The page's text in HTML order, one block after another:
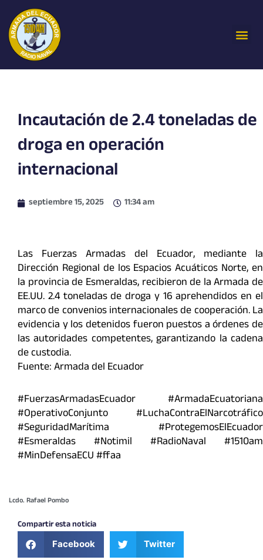
contenido
Incautación de 2.4 toneladas de
droga en operación
internacional
septiembre 15, 2025 11:34 am
Las Fuerzas Armadas del Ecuador, mediante la
Dirección Regional de los Espacios Acuáticos Norte, en
la provincia de Esmeraldas, recibieron de la Armada de
EE.UU. 2.4 toneladas de droga y 16 aprehendidos en el
marco de convenios internacionales de cooperación. La
evidencia y los detenidos fueron puestos a órdenes de
las autoridades competentes, garantizando la cadena
de custodia.
Fuente: Armada del Ecuador
#FuerzasArmadasEcuador #ArmadaEcuatoriana
#OperativoConjunto #LuchaContraElNarcotráfico
#SeguridadMarítima #ProtegemosElEcuador
#Esmeraldas #Notimil #RadioNaval #1510am
#MinDefensaECU #ffaa
Lcdo. Rafael Pombo
Compartir esta noticia
Facebook Twitter